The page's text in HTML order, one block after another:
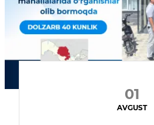
01
AVGUST